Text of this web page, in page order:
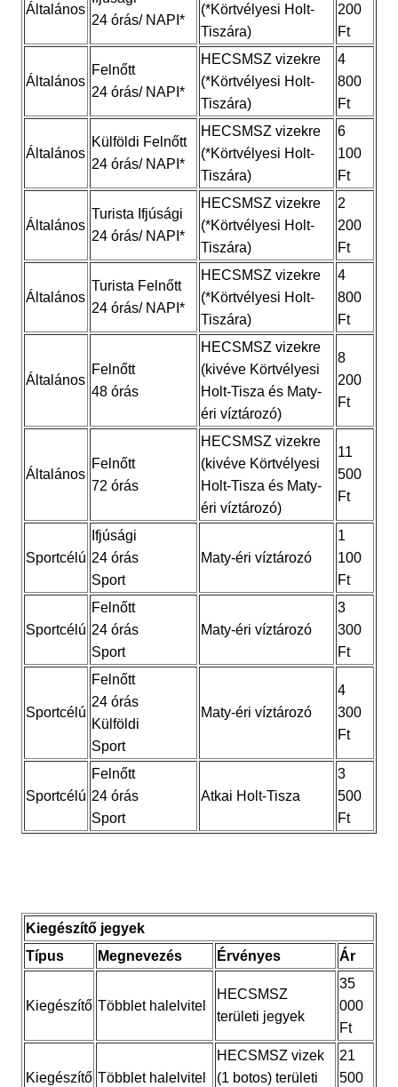
Általános
24 órás/ NAPI*
(*Körtvélyesi Holt-
Tiszára)
200
Ft
Általános
Felnőtt
24 órás/ NAPI*
HECSMSZ vizekre
(*Körtvélyesi Holt-
Tiszára)
4
800
Ft
Általános
Külföldi Felnőtt
24 órás/ NAPI*
HECSMSZ vizekre
(*Körtvélyesi Holt-
Tiszára)
6
100
Ft
Általános
Turista Ifjúsági
24 órás/ NAPI*
HECSMSZ vizekre
(*Körtvélyesi Holt-
Tiszára)
2
200
Ft
Általános
Turista Felnőtt
24 órás/ NAPI*
HECSMSZ vizekre
(*Körtvélyesi Holt-
Tiszára)
4
800
Ft
Általános
Felnőtt
48 órás
HECSMSZ vizekre
(kivéve Körtvélyesi
Holt-Tisza és Maty-
éri víztározó)
8
200
Ft
Általános
Felnőtt
72 órás
HECSMSZ vizekre
(kivéve Körtvélyesi
Holt-Tisza és Maty-
éri víztározó)
11
500
Ft
Sportcélú
Ifjúsági
24 órás
Sport
Maty-éri víztározó
1
100
Ft
Sportcélú
Felnőtt
24 órás
Sport
Maty-éri víztározó
3
300
Ft
Sportcélú
Felnőtt
24 órás
Külföldi
Sport
Maty-éri víztározó
4
300
Ft
Sportcélú
Felnőtt
24 órás
Sport
Atkai Holt-Tisza
3
500
Ft
Kiegészítő jegyek
Típus
Megnevezés Érvényes Ár
Kiegészítő Többlet halelvitel
HECSMSZ
területi jegyek
35
000
Ft
Kiegészítő Többlet halelvitel
HECSMSZ vizek
(1 botos) területi
21
500